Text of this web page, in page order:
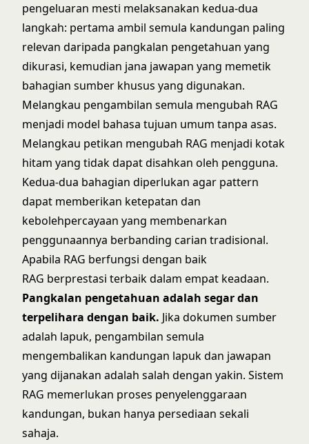
pengeluaran mesti melaksanakan kedua-dua
langkah: pertama ambil semula kandungan paling
relevan daripada pangkalan pengetahuan yang
dikurasi, kemudian jana jawapan yang memetik
bahagian sumber khusus yang digunakan.
Melangkau pengambilan semula mengubah RAG
menjadi model bahasa tujuan umum tanpa asas.
Melangkau petikan mengubah RAG menjadi kotak
hitam yang tidak dapat disahkan oleh pengguna.
Kedua-dua bahagian diperlukan agar pattern
dapat memberikan ketepatan dan
kebolehpercayaan yang membenarkan
penggunaannya berbanding carian tradisional.
Apabila RAG berfungsi dengan baik
RAG berprestasi terbaik dalam empat keadaan.
Pangkalan pengetahuan adalah segar dan
terpelihara dengan baik. Jika dokumen sumber
adalah lapuk, pengambilan semula
mengembalikan kandungan lapuk dan jawapan
yang dijanakan adalah salah dengan yakin. Sistem
RAG memerlukan proses penyelenggaraan
kandungan, bukan hanya persediaan sekali
sahaja.